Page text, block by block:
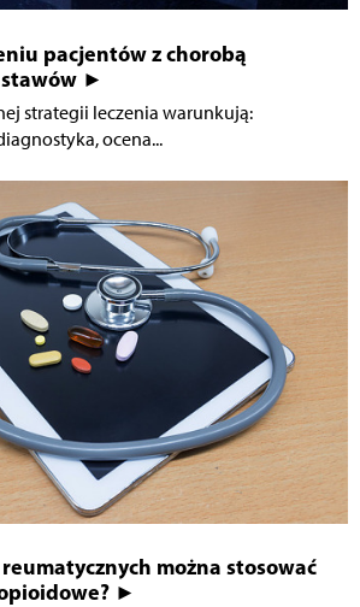
pacjentów z chorobą
►
strategii leczenia warunkują:
ocena...
można stosować
►